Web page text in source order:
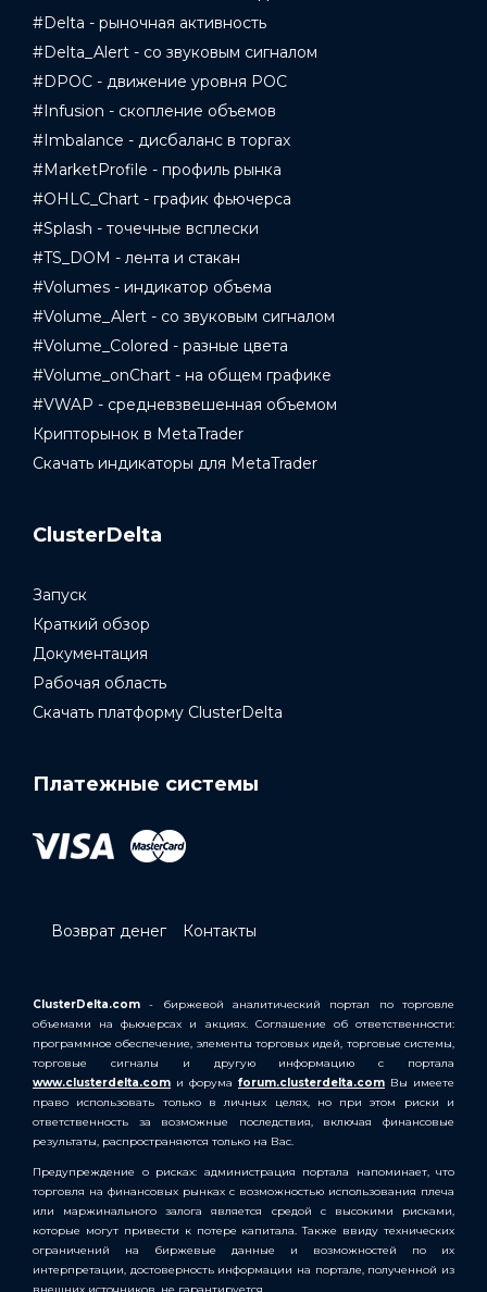
#Delta - рыночная активность
#Delta_Alert - со звуковым сигналом
#DPOC - движение уровня POC
#Infusion - скопление объемов
#Imbalance - дисбаланс в торгах
#MarketProfile - профиль рынка
#OHLC_Chart - график фьючерса
#Splash - точечные всплески
#TS_DOM - лента и стакан
#Volumes - индикатор объема
#Volume_Alert - со звуковым сигналом
#Volume_Colored - разные цвета
#Volume_onChart - на общем графике
#VWAP - средневзвешенная объемом
Крипторынок в MetaTrader
Скачать индикаторы для MetaTrader
ClusterDelta
Запуск
Краткий обзор
Документация
Рабочая область
Скачать платформу ClusterDelta
Платежные системы
Возврат денег Контакты
ClusterDelta.com - биржевой аналитический портал по торговле
объемами на фьючерсах и акциях. Соглашение об ответственности:
программное обеспечение, элементы торговых идей, торговые системы,
торговые сигналы и другую информацию с портала
www.clusterdelta.com и форума forum.clusterdelta.com Вы имеете
право использовать только в личных целях, но при этом риски и
ответственность за возможные последствия, включая финансовые
результаты, распространяются только на Вас.
Предупреждение о рисках: администрация портала напоминает, что
торговля на финансовых рынках с возможностью использования плеча
или маржинального залога является средой с высокими рисками,
которые могут привести к потере капитала. Также ввиду технических
ограничений на биржевые данные и возможностей по их
интерпретации, достоверность информации на портале, полученной из
внешних источников, не гарантируется.